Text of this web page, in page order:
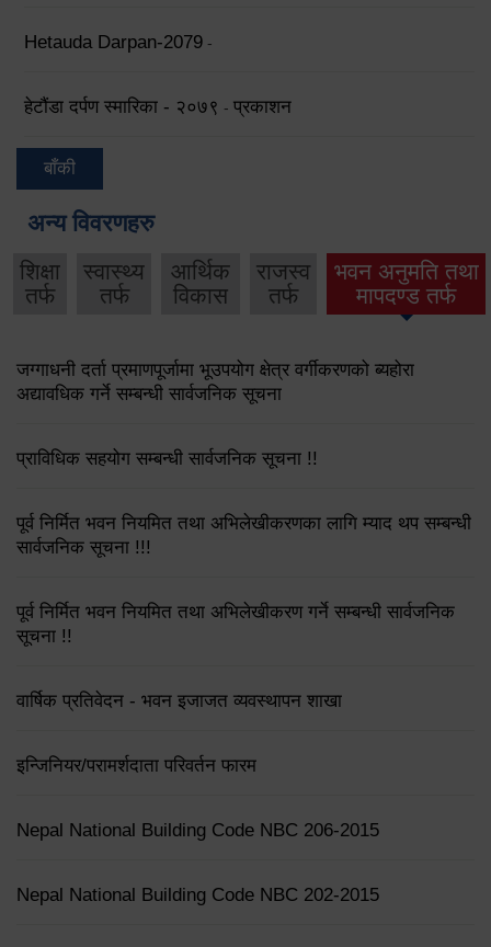
Hetauda Darpan-2079 -
हेटौंडा दर्पण स्मारिका - २०७९ - प्रकाशन
बाँकी
अन्य विवरणहरु
शिक्षा
तर्फ
स्वास्थ्य
तर्फ
आर्थिक
विकास
राजस्व
तर्फ
भवन अनुमति तथा
मापदण्ड तर्फ
जग्गाधनी दर्ता प्रमाणपूर्जामा भूउपयोग क्षेत्र वर्गीकरणको ब्यहोरा
अद्यावधिक गर्ने सम्बन्धी सार्वजनिक सूचना
प्राविधिक सहयोग सम्बन्धी सार्वजनिक सूचना !!
पूर्व निर्मित भवन नियमित तथा अभिलेखीकरणका लागि म्याद थप सम्बन्धी
सार्वजनिक सूचना !!!
पूर्व निर्मित भवन नियमित तथा अभिलेखीकरण गर्ने सम्बन्धी सार्वजनिक
सूचना !!
वार्षिक प्रतिवेदन - भवन इजाजत व्यवस्थापन शाखा
इन्जिनियर/परामर्शदाता परिवर्तन फारम
Nepal National Building Code NBC 206-2015
Nepal National Building Code NBC 202-2015